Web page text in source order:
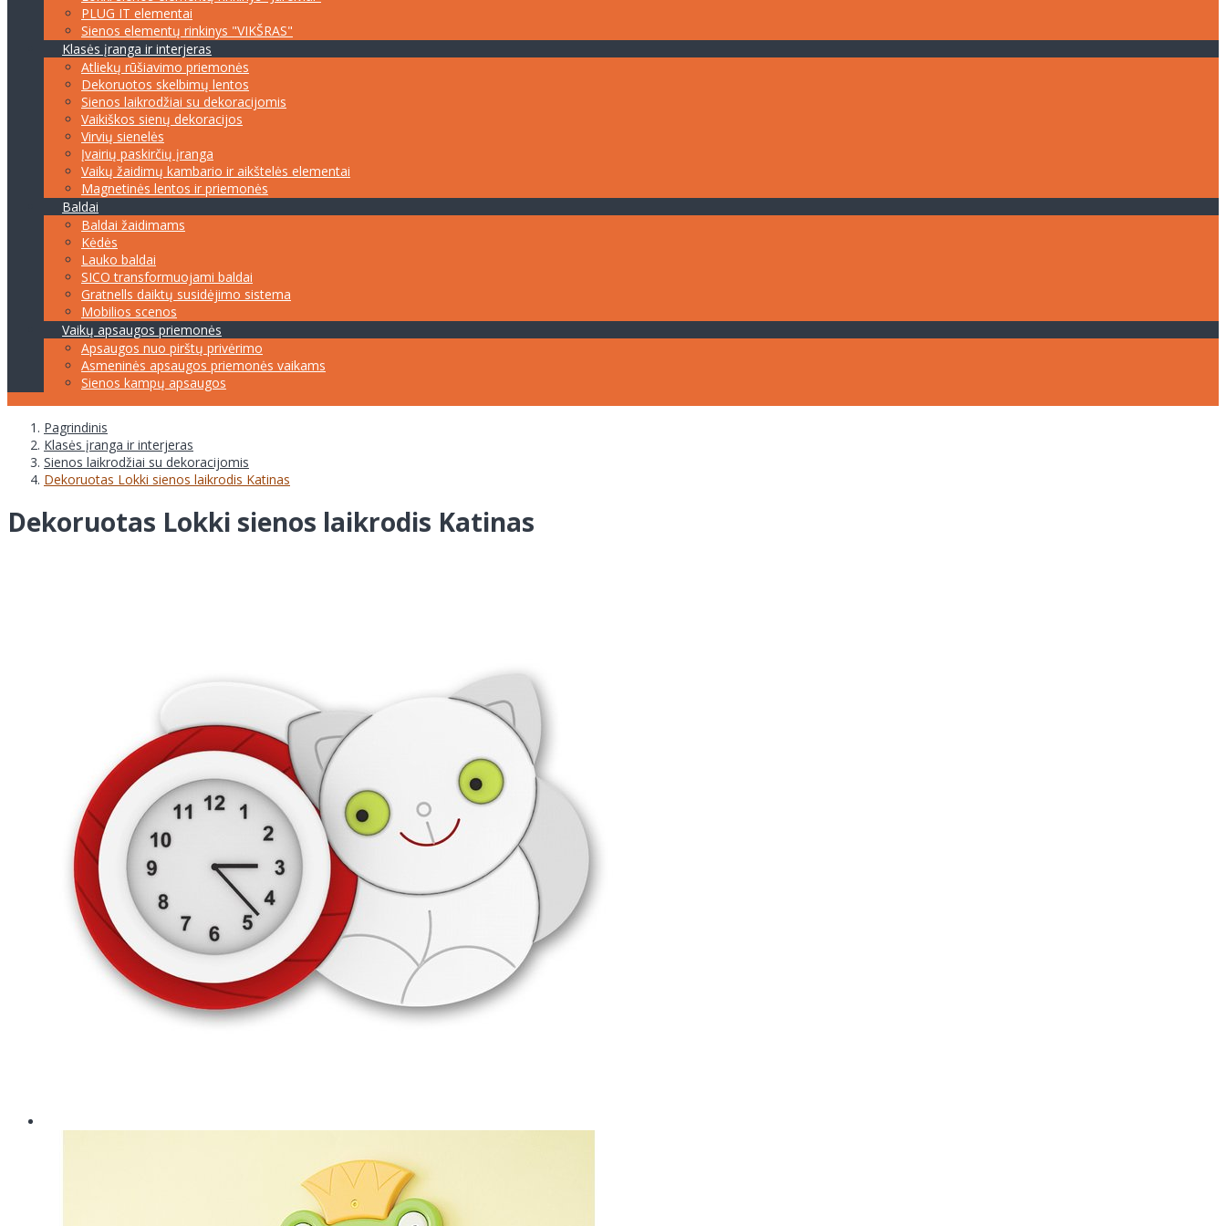
PLUG IT elementai
Sienos elementų rinkinys "VIKŠRAS"
Klasės įranga ir interjeras
Atliekų rūšiavimo priemonės
Dekoruotos skelbimų lentos
Sienos laikrodžiai su dekoracijomis
Vaikiškos sienų dekoracijos
Virvių sienelės
Įvairių paskirčių įranga
Vaikų žaidimų kambario ir aikštelės elementai
Magnetinės lentos ir priemonės
Baldai
Baldai žaidimams
Kėdės
Lauko baldai
SICO transformuojami baldai
Gratnells daiktų susidėjimo sistema
Mobilios scenos
Vaikų apsaugos priemonės
Apsaugos nuo pirštų privėrimo
Asmeninės apsaugos priemonės vaikams
Sienos kampų apsaugos
Pagrindinis
Klasės įranga ir interjeras
Sienos laikrodžiai su dekoracijomis
Dekoruotas Lokki sienos laikrodis Katinas
Dekoruotas Lokki sienos laikrodis Katinas